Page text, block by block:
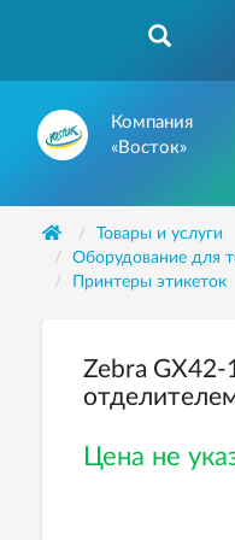
Компания
«Восток»
Товары и услуги
Оборудование для
Принтеры этикеток
Zebra
Цена не